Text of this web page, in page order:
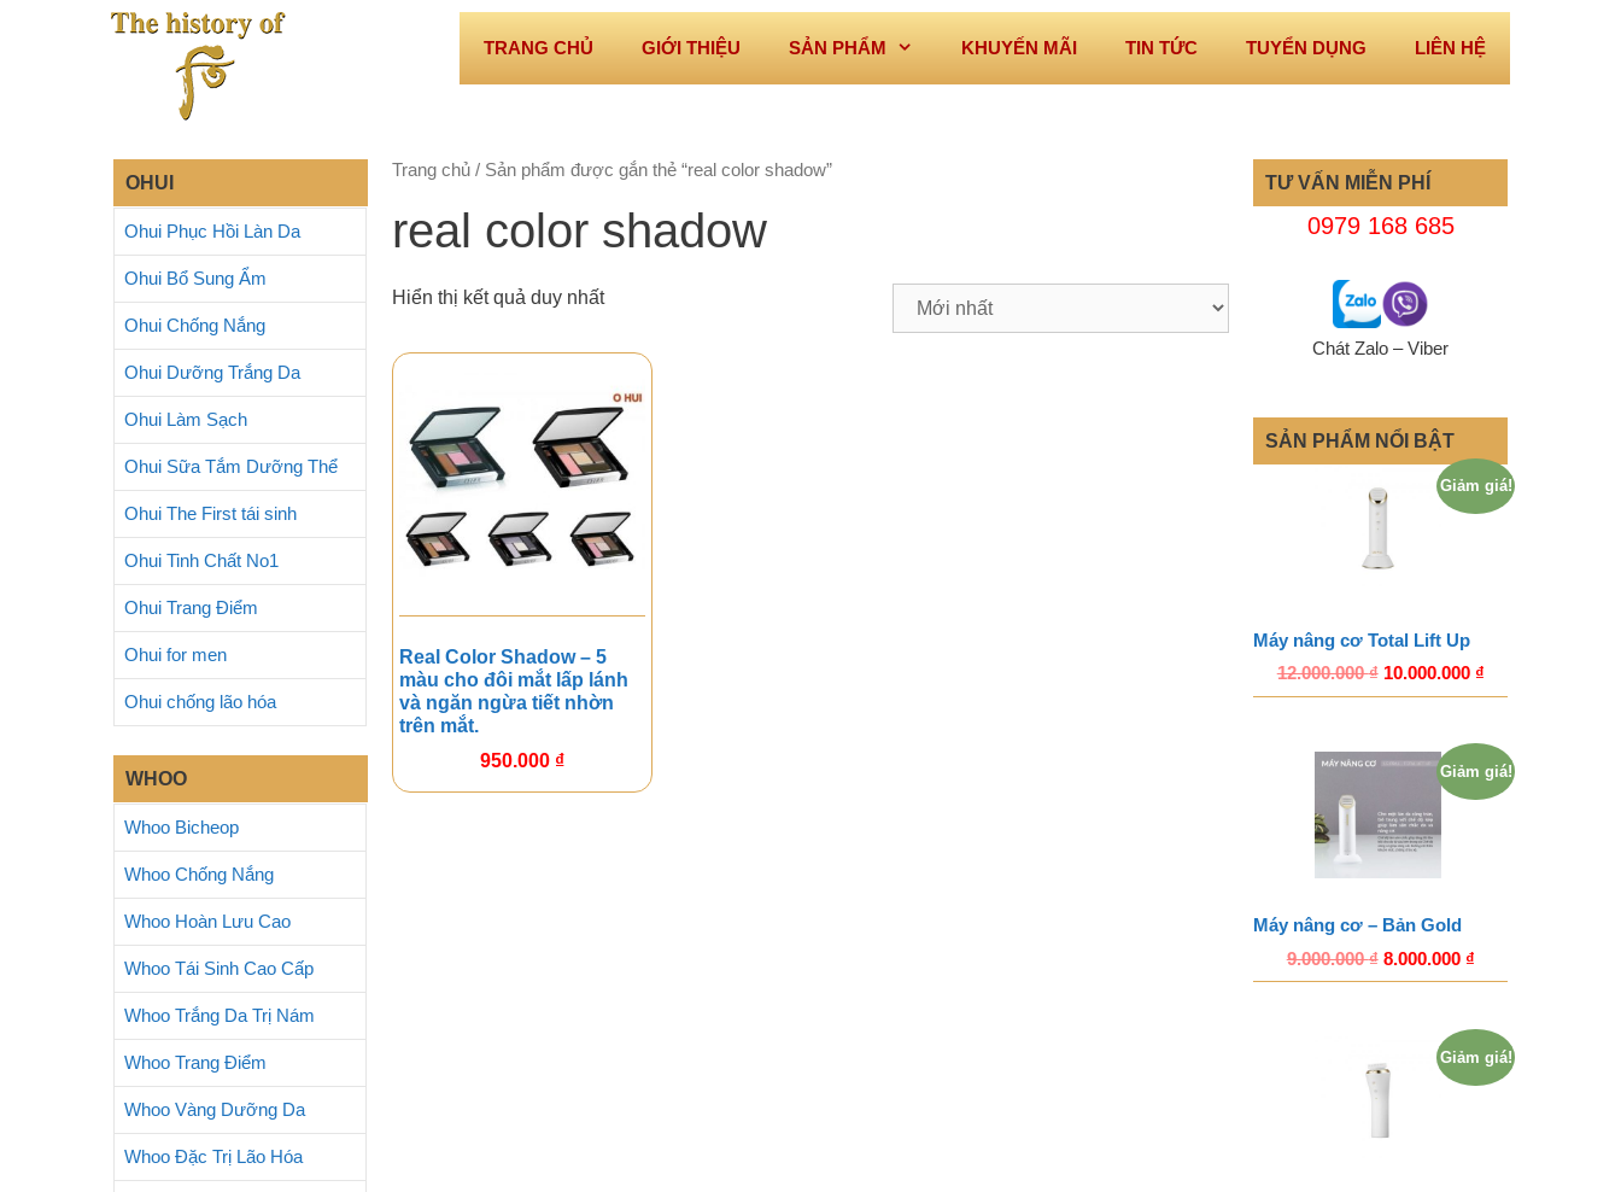
TRANG CHỦ GIỚI THIỆU SẢN PHẨM KHUYẾN MÃI TIN TỨC TUYỂN DỤNG LIÊN HỆ
Trang chủ/ Sản phẩm được gắn thẻ “real color shadow”
real color shadow
Hiển thị kết quả duy nhất
Real Color Shadow – 5
màu cho đôi mắt lấp lánh
và ngăn ngừa tiết nhờn
trên mắt.
950.000 ₫
OHUI
Ohui Phục Hồi Làn Da
Ohui Bổ Sung Ẩm
Ohui Chống Nắng
Ohui Dưỡng Trắng Da
Ohui Làm Sạch
Ohui Sữa Tắm Dưỡng Thể
Ohui The First tái sinh
Ohui Tinh Chất No1
Ohui Trang Điểm
Ohui for men
Ohui chống lão hóa
WHOO
Whoo Bicheop
Whoo Chống Nắng
Whoo Hoàn Lưu Cao
Whoo Tái Sinh Cao Cấp
Whoo Trắng Da Trị Nám
Whoo Trang Điểm
Whoo Vàng Dưỡng Da
Whoo Đặc Trị Lão Hóa
TƯ VẤN MIỄN PHÍ
0979 168 685
Chát Zalo – Viber
SẢN PHẨM NỔI BẬT
Giảm giá!
Máy nâng cơ Total Lift Up
12.000.000₫ 10.000.000 ₫
Giảm giá!
Máy nâng cơ – Bản Gold
9.000.000₫ 8.000.000 ₫
Giảm giá!